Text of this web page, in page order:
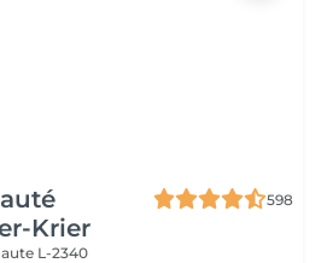
Krier
598
L-2340